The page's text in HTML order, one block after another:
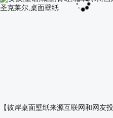
【彼岸桌面壁纸来源互联网和网友